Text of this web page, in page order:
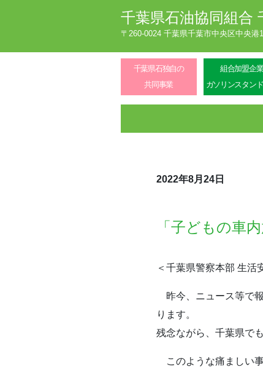
千葉県石油協同組合
〒260-0024 千葉県千葉市中央区中央
千葉県石独自の
共同事業
組合加盟企業
ガソリンスタン
2022年8月24日
「子どもの車
＜千葉県警察本部 生活
昨今、ニュース等で
ります。
残念ながら、千葉県で
このような痛ましい